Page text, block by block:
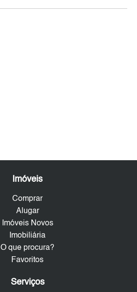
Imóveis
Comprar
Alugar
Imóveis Novos
Imobiliária
O que procura?
Favoritos
Serviços